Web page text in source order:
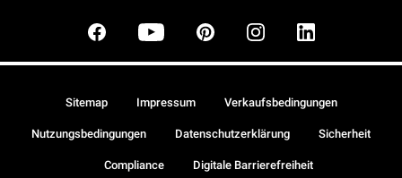
Sitemap Impressum Verkaufsbedingungen
Nutzungsbedingungen Datenschutzerklärung Sicherheit
Compliance Digitale Barrierefreiheit